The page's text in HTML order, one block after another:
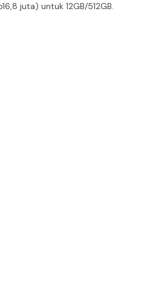
juta) untuk 12GB/512GB.